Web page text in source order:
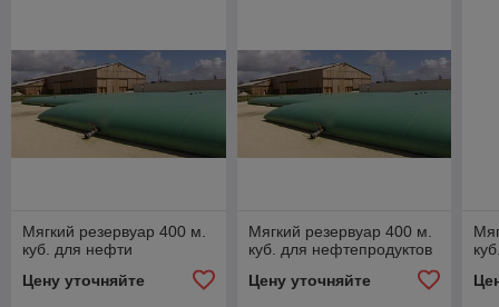
Мягкий резервуар 400 м.
куб. для нефти
Цену уточняйте
Мягкий резервуар 400 м.
куб. для нефтепродуктов
Цену уточняйте